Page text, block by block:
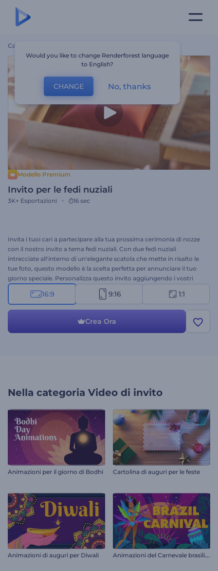
Casa
Modello Premium
Invito per le fedi nuziali
3K+ Esportazioni 16 sec
Invita i tuoi cari a partecipare alla tua prossima cerimonia di nozze
con il nostro invito a tema fedi nuziali. Con due fedi nuziali
intrecciate all'interno di un'elegante scatola che mette in risalto le
tue foto, questo modello è la scelta perfetta per annunciare il tuo
giorno speciale. Personalizza questo invito aggiungendo i vostri
nomi, la data del matrimonio, l'indirizzo della location e altri dettagli
in linea con il tema delle vostre nozze. Inoltre, non dimenticare di
campo. Crea ora e condividi il tuo splendido invito di nozze con i
16:9 9:16 1:1
Crea Ora
Nella categoria Video di invito
Animazioni per il giorno di Bodhi Cartolina di auguri per le feste
Animazioni di auguri per Diwali A
nimazioni del Carnevale brasiliano
Would you like to change Renderforest language
to English?
CHANGE No, thanks